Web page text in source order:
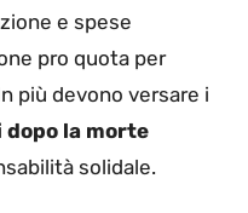
e spese
pro quota per
più devono versare i
la morte
solidale.